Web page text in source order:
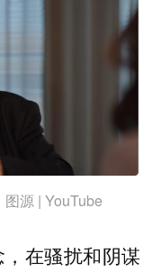
源 | YouTube
，在骚扰和阴谋